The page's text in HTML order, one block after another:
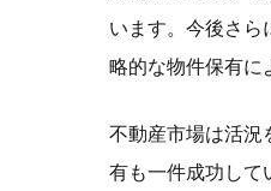
います。今後さら
略的な物件保有に
不動産市場は活況
有も一件成功して